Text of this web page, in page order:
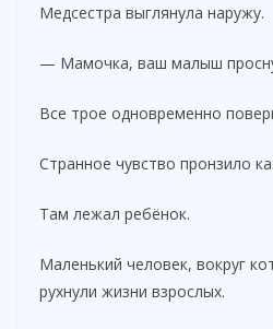
Медсестра выглянула наружу.
— Мамочка, ваш малыш
Все трое одновременно
Странное чувство пронзило
Там лежал ребёнок.
Маленький человек, вокруг
рухнули жизни взрослых.